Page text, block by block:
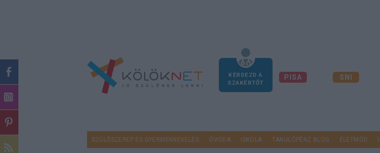
KÉRDEZD A
SZAKÉRTŐT
PISA SNI
SZÜLŐSZEREP ÉS GYERMEKNEVELÉS ÓVODA ISKOLA TANULÓPÉNZ BLOG ÉLETMÓD